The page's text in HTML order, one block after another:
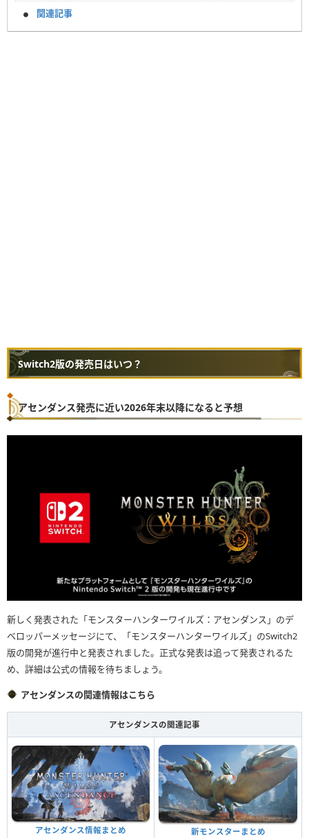
関連記事
Switch2版の発売日はいつ？
アセンダンス発売に近い2026年末以降になると予想
新しく発表された「モンスターハンターワイルズ：アセンダンス」のデ
ベロッパーメッセージにて、「モンスターハンターワイルズ」のSwitch2
版の開発が進行中と発表されました。正式な発表は追って発表されるた
め、詳細は公式の情報を待ちましょう。
アセンダンスの関連情報はこちら
アセンダンスの関連記事
アセンダンス情報まとめ 新モンスターまとめ